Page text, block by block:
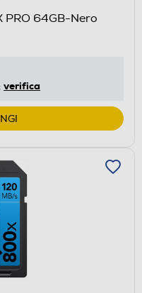
PRO 64GB-Nero
verifica